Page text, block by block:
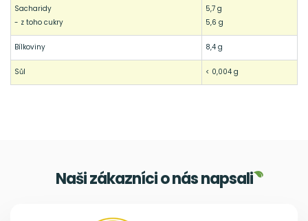
Sacharidy
- z toho cukry
5,7 g
5,6 g
Bílkoviny 8,4 g
Sůl < 0,004 g
Naši zákazníci o nás napsali